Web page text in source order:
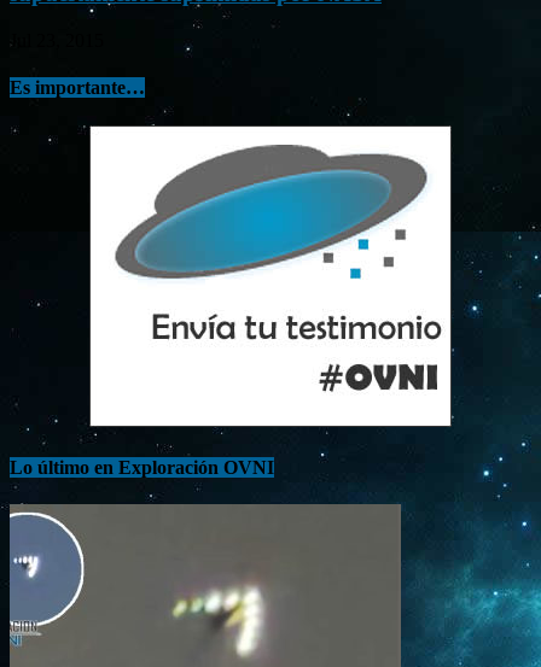
Jul 23, 2015
Es importante…
Lo último en Exploración OVNI